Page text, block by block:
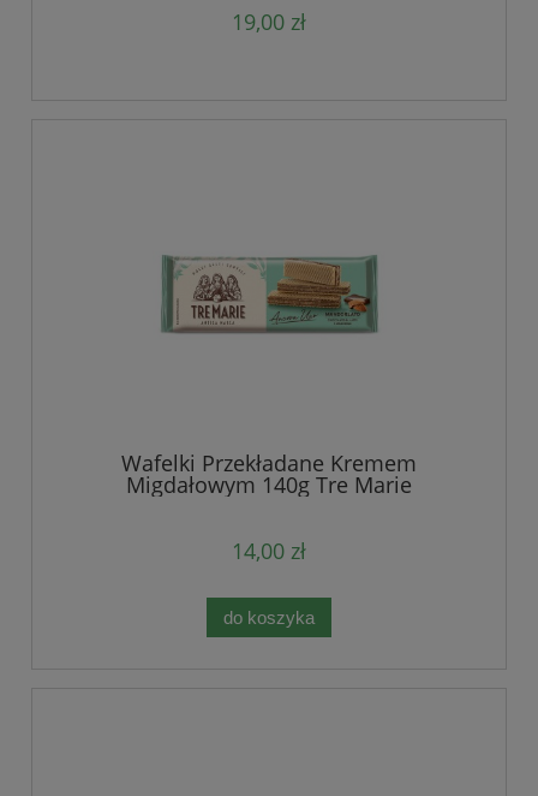
19,00 zł
Wafelki Przekładane Kremem
Migdałowym 140g Tre Marie
14,00 zł
do koszyka